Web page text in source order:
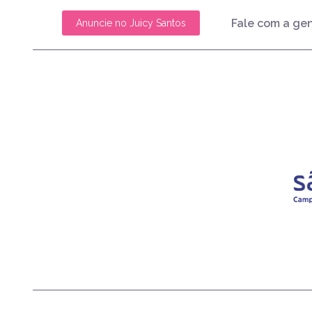
Anuncie no Juicy Santos Fale com a